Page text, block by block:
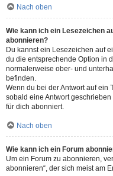
Nach oben
Wie kann ich ein Lesezeichen
abonnieren?
Du kannst ein Lesezeichen auf
du die entsprechende Option in
normalerweise ober- und
befinden.
Wenn du bei der Antwort auf ein
sobald eine Antwort
für dich abonniert.
Nach oben
Wie kann ich ein Forum
Um ein Forum zu abonnieren,
abonnieren“, der sich meist am